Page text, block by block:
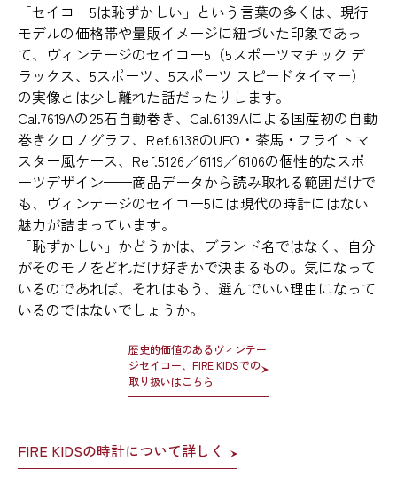
「セイコー5は恥ずかしい」という言葉の多くは、現行
モデルの価格帯や量販イメージに紐づいた印象であっ
て、ヴィンテージのセイコー5（5スポーツマチック デ
ラックス、5スポーツ、5スポーツ スピードタイマー）
の実像とは少し離れた話だったりします。
Cal.7619Aの25石自動巻き、Cal.6139Aによる国産初の自動
巻きクロノグラフ、Ref.6138のUFO・茶馬・フライトマ
スター風ケース、Ref.5126／6119／6106の個性的なスポ
ーツデザイン——商品データから読み取れる範囲だけで
も、ヴィンテージのセイコー5には現代の時計にはない
魅力が詰まっています。
「恥ずかしい」かどうかは、ブランド名ではなく、自分
がそのモノをどれだけ好きかで決まるもの。気になって
いるのであれば、それはもう、選んでいい理由になって
いるのではないでしょうか。
歴史的価値のあるヴィンテー
ジセイコー、FIRE KIDSでの
取り扱いはこちら
FIRE KIDSの時計について詳しく